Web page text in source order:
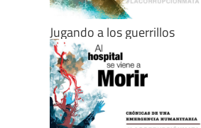
Jugando a los guerrillos